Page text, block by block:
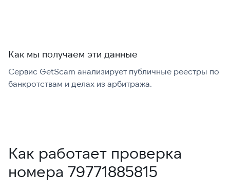
Как мы получаем эти данные
Сервис GetScam анализирует публичные реестры по
банкротствам и делах из арбитража.
Как работает проверка
номера 79771885815